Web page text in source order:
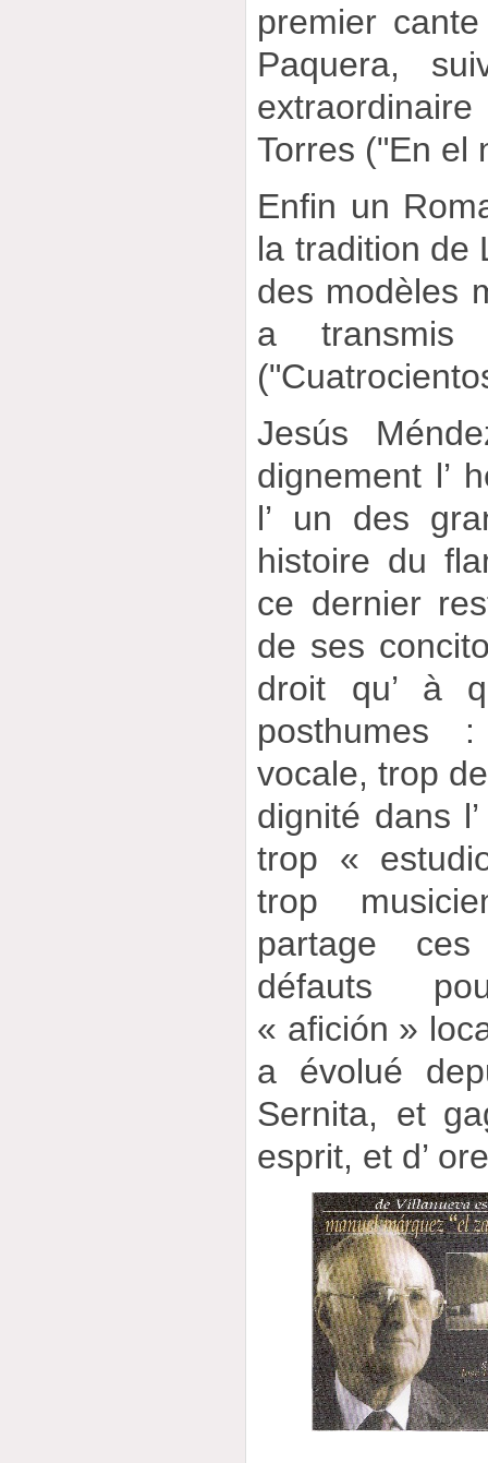
premier
Paquera,
Torres ("En
Enfin un
la tradition de
des modèles
a transmis
Jesús
dignement l’
l’ un des
histoire du
ce dernier
de ses
droit qu’ à
posthumes
vocale, trop de
dignité dans
trop «
trop
partage
défauts
« afición »
a évolué
Sernita, et
esprit, et d’